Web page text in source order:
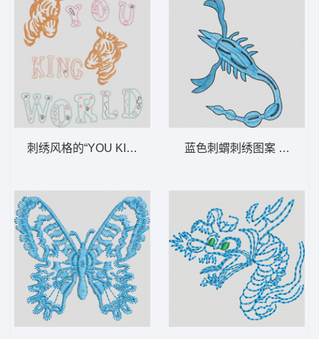
刺绣风格的“YOU KING WORLD”图案 斑马蓝色刺蝟刺绣图案 蝎子